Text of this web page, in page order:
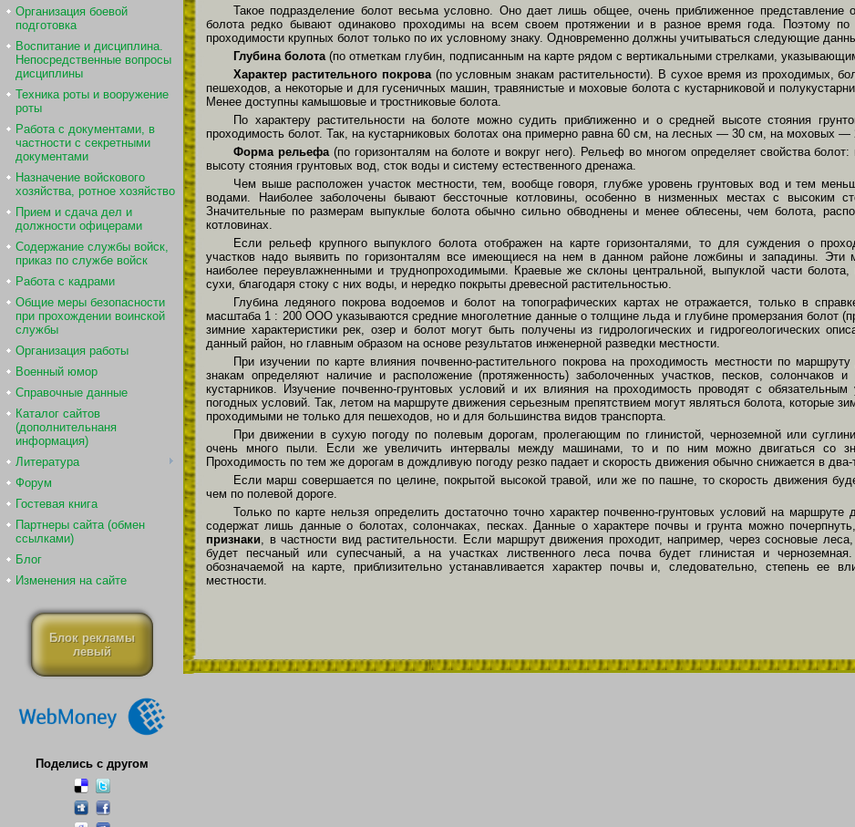
Организация боевой
подготовка
Воспитание и дисциплина.
Непосредственные вопросы
дисциплины
Техника роты и вооружение
роты
Работа с документами, в
частности с секретными
документами
Назначение войскового
хозяйства, ротное хозяйство
Прием и сдача дел и
должности офицерами
Содержание службы войск,
приказ по службе войск
Работа с кадрами
Общие меры безопасности
при прохождении воинской
службы
Организация работы
Военный юмор
Справочные данные
Каталог сайтов
(дополнительнаня
информация)
Литература
Форум
Гостевая книга
Партнеры сайта (обмен
ссылками)
Блог
Изменения на сайте
Блок рекламы
левый
Поделись с другом
Такое подразделение болот весьма условно. Оно дает лишь общее, очень приближенное представление
болота редко бывают одинаково проходимы на всем своем протяжении и в разное время года. Поэтому по
проходимости крупных болот только по их условному знаку. Одновременно должны учитываться следующие
Глубина болота (по отметкам глубин, подписанным на карте рядом с вертикальными стрелками,
Характер растительного покрова (по условным знакам растительности). В сухое время из проходимых,
пешеходов, а некоторые и для гусеничных машин, травянистые и моховые болота с кустарниковой и
Менее доступны камышовые и тростниковые болота.
По характеру растительности на болоте можно судить приближенно и о средней высоте стояния
проходимость болот. Так, на кустарниковых болотах она примерно равна 60 см, на лесных — 30 см, на моховых —
Форма рельефа(по горизонталям на болоте и вокруг него). Рельеф во многом определяет свойства болот:
высоту стояния грунтовых вод, сток воды и систему естественного дренажа.
Чем выше расположен участок местности, тем, вообще говоря, глубже уровень грунтовых вод и тем
водами. Наиболее заболочены бывают бессточные котловины, особенно в низменных местах с высоким
Значительные по размерам выпуклые болота обычно сильно обводнены и менее облесены, чем болота,
котловинах.
Если рельеф крупного выпуклого болота отображен на карте горизонталями, то для суждения о
участков надо выявить по горизонталям все имеющиеся на нем в данном районе ложбины и западины. Эти
наиболее переувлажненными и труднопроходимыми. Краевые же склоны центральной, выпуклой части болота,
сухи, благодаря стоку с них воды, и нередко покрыты древесной растительностью.
Глубина ледяного покрова водоемов и болот на топографических картах не отражается, только в
масштаба 1 : 200 ООО указываются средние многолетние данные о толщине льда и глубине промерзания болот
зимние характеристики рек, озер и болот могут быть получены из гидрологических и гидрогеологических
данный район, но главным образом на основе результатов инженерной разведки местности.
При изучении по карте влияния почвенно-растительного покрова на проходимость местности по
знакам определяют наличие и расположение (протяженность) заболоченных участков, песков, солончаков
кустарников. Изучение почвенно-грунтовых условий и их влияния на проходимость проводят с
погодных условий. Так, летом на маршруте движения серьезным препятствием могут являться болота, которые
проходимыми не только для пешеходов, но и для большинства видов транспорта.
При движении в сухую погоду по полевым дорогам, пролегающим по глинистой, черноземной или
очень много пыли. Если же увеличить интервалы между машинами, то и по ним можно двигаться со
Проходимость по тем же дорогам в дождливую погоду резко падает и скорость движения обычно снижается в два-
Если марш совершается по целине, покрытой высокой травой, или же по пашне, то скорость движения
чем по полевой дороге.
Только по карте нельзя определить достаточно точно характер почвенно-грунтовых условий на маршруте
содержат лишь данные о болотах, солончаках, песках. Данные о характере почвы и грунта можно
признаки , в частности вид растительности. Если маршрут движения проходит, например, через сосновые
будет песчаный или супесчаный, а на участках лиственного леса почва будет глинистая и
обозначаемой на карте, приблизительно устанавливается характер почвы и, следовательно, степень ее
местности.